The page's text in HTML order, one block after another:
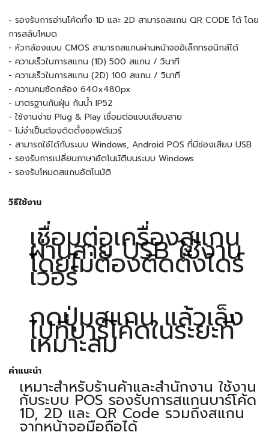
- รองรับการอ่านโค้ดทั้ง 1D และ 2D สามารถสแกน QR CODE ได้ โดย
การสลับโหมด
- หัวกล้องแบบ CMOS สามารถสแกนผ่านหน้าจออิเล็กทรอนิกส์ได้
- ความเร็วในการสแกน (1D) 500 สแกน / วินาที
- ความเร็วในการสแกน (2D) 100 สแกน / วินาที
- ความคมชัดกล้อง 640x480px
- มาตรฐานกันฝุ่น กันน้ำ IP52
- ใช้งานง่าย Plug & Play เชื่อมต่อแบบเสียบสาย
- ไม่จำเป็นต้องติดตั้งซอฟต์แวร์
- สามารถใช้ได้กับระบบ Windows, Android POS ที่มีช่องเสียบ USB
- รองรับการเปลี่ยนภาษาอัตโนมัติบนระบบ Windows
- รองรับโหมดสแกนอัตโนมัติ
วิธีใช้งาน
เชื่อมต่อเครื่องสแกน
ผ่านสาย USB ใช้งาน
โดยไม่ต้องติดตั้งไดร์
เวอร์
กดปุ่มสแกน แล้วเล็ง
ไปที่บาร์โค้ดในระยะที่
เหมาะสม
คำแนะนำ
เหมาะสำหรับร้านค้าและสำนักงาน ใช้งาน
กับระบบ POS รองรับการสแกนบาร์โค้ด
1D, 2D และ QR Code รวมถึงสแกน
จากหน้าจอมือถือได้